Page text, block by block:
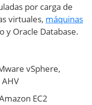
por carga de
virtuales, máquinas
y Oracle Database.
vSphere,
EC2